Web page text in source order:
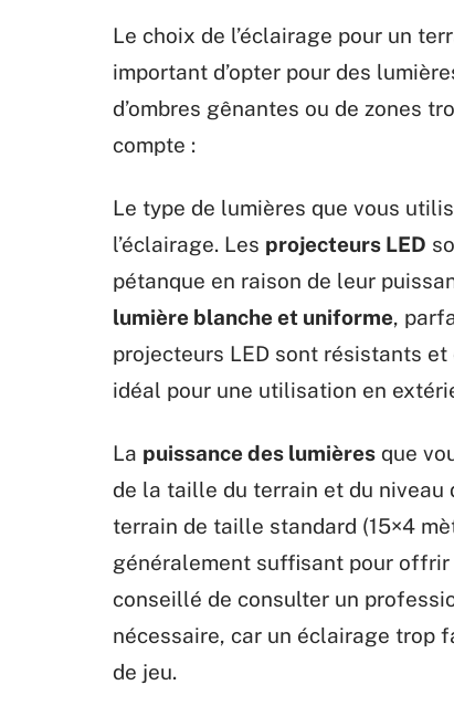
Le choix de l’éclairage pour un
important d’opter pour des
d’ombres gênantes ou de zones
compte :
Le type de lumières que vous
l’éclairage. Les projecteurs LED
pétanque en raison de leur
lumière blanche et uniforme,
projecteurs LED sont résistants
idéal pour une utilisation en
La puissance des lumières que
de la taille du terrain et du niveau
terrain de taille standard (15×4
généralement suffisant pour
conseillé de consulter un
nécessaire, car un éclairage trop
de jeu.